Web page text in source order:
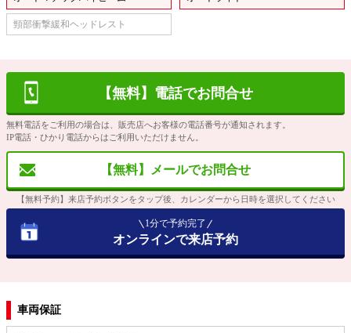
頸部衝撃緩和ヘッドレスト
【無料】電話でお問合せ
無料電話をご利用の場合は、販売店へお客様の電話番号が通知されます。
IP電話・ひかり電話からはご利用いただけません。
【無料】メールでお問合せ
【無料予約】来店予約ボタンをタップ後、カレンダーから日時を選択してください
1分で予約完了
オンラインで来店予約
車両保証